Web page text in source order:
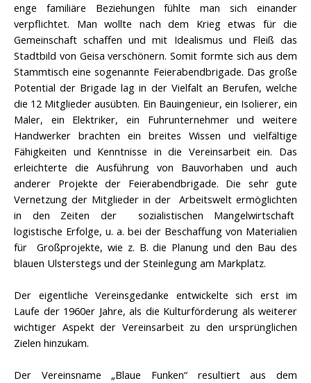
enge familiäre Beziehungen fühlte man sich einander
verpflichtet. Man wollte nach dem Krieg etwas für die
Gemeinschaft schaffen und mit Idealismus und Fleiß das
Stadtbild von Geisa verschönern. Somit formte sich aus dem
Stammtisch eine sogenannte Feierabendbrigade. Das große
Potential der Brigade lag in der Vielfalt an Berufen, welche
die 12 Mitglieder ausübten. Ein Bauingenieur, ein Isolierer, ein
Maler, ein Elektriker, ein Fuhrunternehmer und weitere
Handwerker brachten ein breites Wissen und vielfältige
Fähigkeiten und Kenntnisse in die Vereinsarbeit ein. Das
erleichterte die Ausführung von Bauvorhaben und auch
anderer Projekte der Feierabendbrigade. Die sehr gute
Vernetzung der Mitglieder in der Arbeitswelt ermöglichten
in den Zeiten der sozialistischen Mangelwirtschaft
logistische Erfolge, u. a. bei der Beschaffung von Materialien
für Großprojekte, wie z. B. die Planung und den Bau des
blauen Ulsterstegs und der Steinlegung am Markplatz.
Der eigentliche Vereinsgedanke entwickelte sich erst im
Laufe der 1960er Jahre, als die Kulturförderung als weiterer
wichtiger Aspekt der Vereinsarbeit zu den ursprünglichen
Zielen hinzukam.
Der Vereinsname „Blaue Funken“ resultiert aus dem